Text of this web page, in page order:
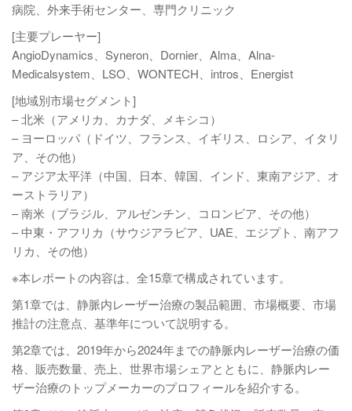
病院、外来手術センター、専門クリニック
[主要プレーヤー]
AngioDynamics、Syneron、Dornier、Alma、Alna-
Medicalsystem、LSO、WONTECH、intros、Energist
[地域別市場セグメント]
– 北米（アメリカ、カナダ、メキシコ）
– ヨーロッパ（ドイツ、フランス、イギリス、ロシア、イタリ
ア、その他）
– アジア太平洋（中国、日本、韓国、インド、東南アジア、オ
ーストラリア）
– 南米（ブラジル、アルゼンチン、コロンビア、その他）
– 中東・アフリカ（サウジアラビア、UAE、エジプト、南アフ
リカ、その他）
※本レポートの内容は、全15章で構成されています。
第1章では、静脈内レーザー治療の製品範囲、市場概要、市場
推計の注意点、基準年について説明する。
第2章では、2019年から2024年までの静脈内レーザー治療の価
格、販売数量、売上、世界市場シェアとともに、静脈内レー
ザー治療のトップメーカーのプロフィールを紹介する。